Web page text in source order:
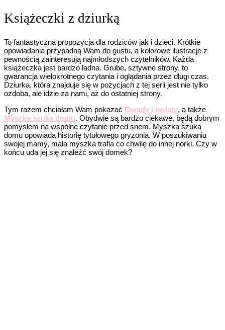
Książeczki z dziurką
To fantastyczna propozycja dla rodziców jak i dzieci. Krótkie
opowiadania przypadną Wam do gustu, a kolorowe ilustracje z
pewnością zainteresują najmłodszych czytelników. Każda
książeczka jest bardzo ładna. Grube, sztywne strony, to
gwarancja wielokrotnego czytania i oglądania przez długi czas.
Dziurka, która znajduje się w pozycjach z tej serii jest nie tylko
ozdoba, ale idzie za nami, aż do ostatniej strony.
Tym razem chciałam Wam pokazać Owady i kwiaty, a także
Myszka szuka domu. Obydwie są bardzo ciekawe, będą dobrym
pomysłem na wspólne czytanie przed snem. Myszka szuka
domu opowiada historię tytułowego gryzonia. W poszukiwaniu
swojej mamy, mała myszka trafia co chwilę do innej norki. Czy w
końcu uda jej się znaleźć swój domek?